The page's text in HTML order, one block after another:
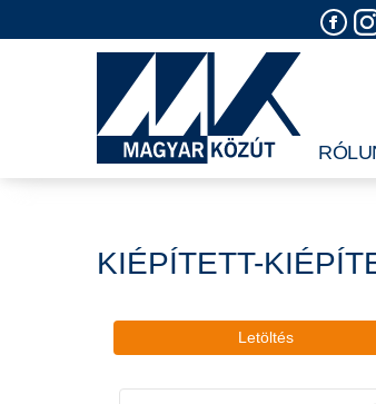
to
KIÉPÍTETT-
Letöltés